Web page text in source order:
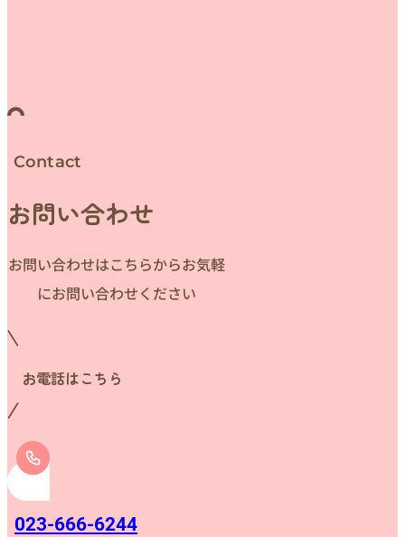
Contact
お問い合わせ
お問い合わせはこちらからお気軽
にお問い合わせください
お電話はこちら
023-666-6244